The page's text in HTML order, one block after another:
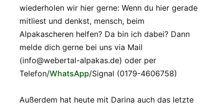
wiederholen wir hier gerne: Wenn du hier gerade
mitliest und denkst, mensch, beim
Alpakascheren helfen? Da bin ich dabei? Dann
melde dich gerne bei uns via Mail
(info@webertal-alpakas.de) oder per
Telefon/WhatsApp/Signal (0179-4606758)
Außerdem hat heute mit Darina auch das letzte